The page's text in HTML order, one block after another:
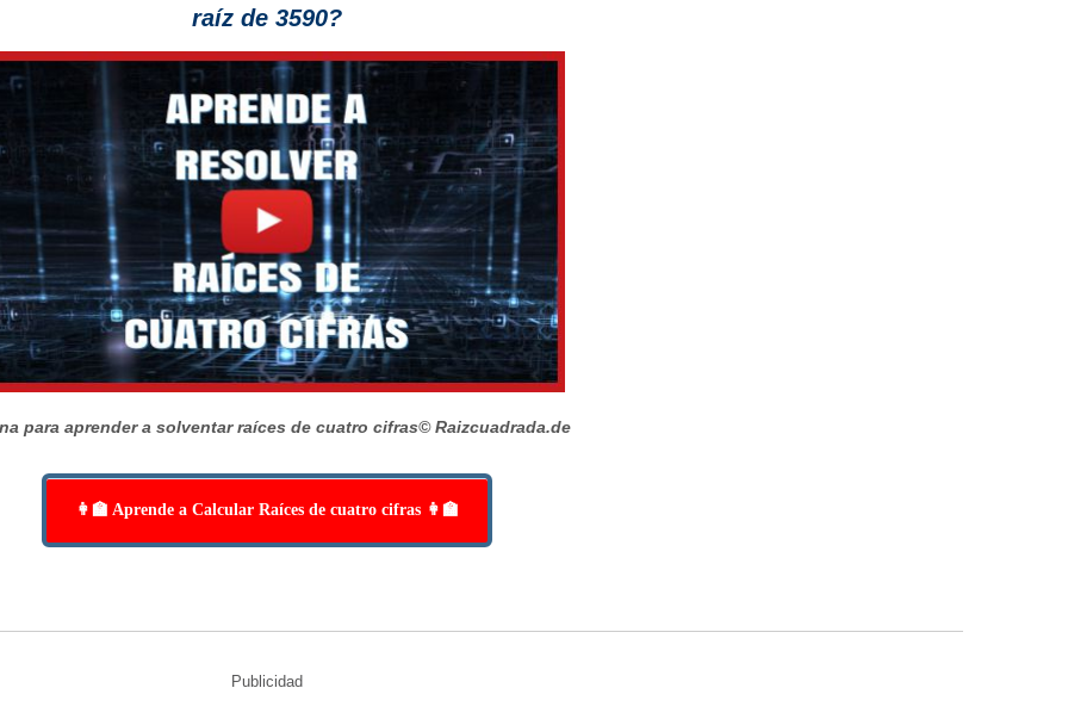
raíz de 3590?
para aprender a solventar raíces de cuatro cifras© Raizcuadrada.de
👩‍🏫 Aprende a Calcular Raíces de cuatro cifras 👩‍🏫
Publicidad